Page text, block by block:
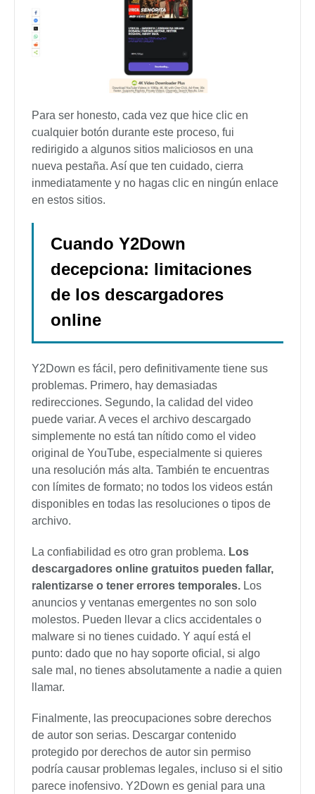
Para ser honesto, cada vez que hice clic en
cualquier botón durante este proceso, fui
redirigido a algunos sitios maliciosos en una
nueva pestaña. Así que ten cuidado, cierra
inmediatamente y no hagas clic en ningún enlace
en estos sitios.
Cuando Y2Down
decepciona: limitaciones
de los descargadores
online
Y2Down es fácil, pero definitivamente tiene sus
problemas. Primero, hay demasiadas
redirecciones. Segundo, la calidad del video
puede variar. A veces el archivo descargado
simplemente no está tan nítido como el video
original de YouTube, especialmente si quieres
una resolución más alta. También te encuentras
con límites de formato; no todos los videos están
disponibles en todas las resoluciones o tipos de
archivo.
La confiabilidad es otro gran problema. Los
descargadores online gratuitos pueden fallar,
ralentizarse o tener errores temporales. Los
anuncios y ventanas emergentes no son solo
molestos. Pueden llevar a clics accidentales o
malware si no tienes cuidado. Y aquí está el
punto: dado que no hay soporte oficial, si algo
sale mal, no tienes absolutamente a nadie a quien
llamar.
Finalmente, las preocupaciones sobre derechos
de autor son serias. Descargar contenido
protegido por derechos de autor sin permiso
podría causar problemas legales, incluso si el sitio
parece inofensivo. Y2Down es genial para una